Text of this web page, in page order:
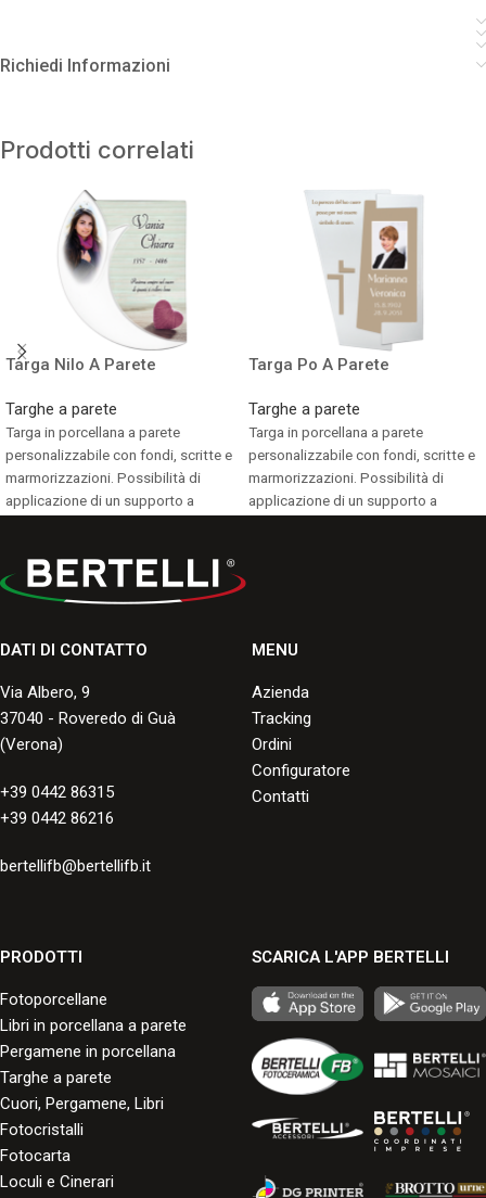
Richiedi Informazioni
Prodotti correlati
Targa Nilo A Parete
Targhe a parete
Targa in porcellana a parete
personalizzabile con fondi, scritte e
marmorizzazioni. Possibilità di
applicazione di un supporto a
Consulta i formati disponibili.
Targa Po A Parete
Targhe a parete
Targa in porcellana a parete
personalizzabile con fondi, scritte e
marmorizzazioni. Possibilità di
applicazione di un supporto a
DATI DI CONTATTO
Via Albero, 9
37040 - Roveredo di Guà
(Verona)
+39 0442 86315
+39 0442 86216
bertellifb@bertellifb.it
MENU
Azienda
Tracking
Ordini
Configuratore
Contatti
PRODOTTI
Fotoporcellane
Libri in porcellana a parete
Pergamene in porcellana
Targhe a parete
Cuori, Pergamene, Libri
Fotocristalli
Fotocarta
Loculi e Cinerari
SCARICA L'APP BERTELLI